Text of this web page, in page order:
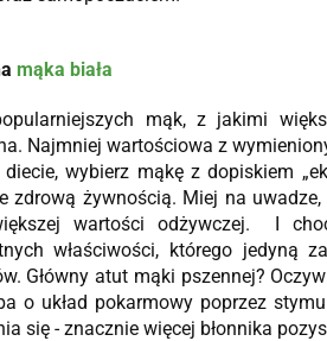
mąka biała
mąk, z jakimi
Najmniej wartościowa z
diecie, wybierz mąkę z dopiskiem
zdrową żywnością. Miej na
wartości odżywczej. I
właściwości, którego jedyną
Główny atut mąki pszennej?
o układ pokarmowy poprzez
się - znacznie więcej błonnika